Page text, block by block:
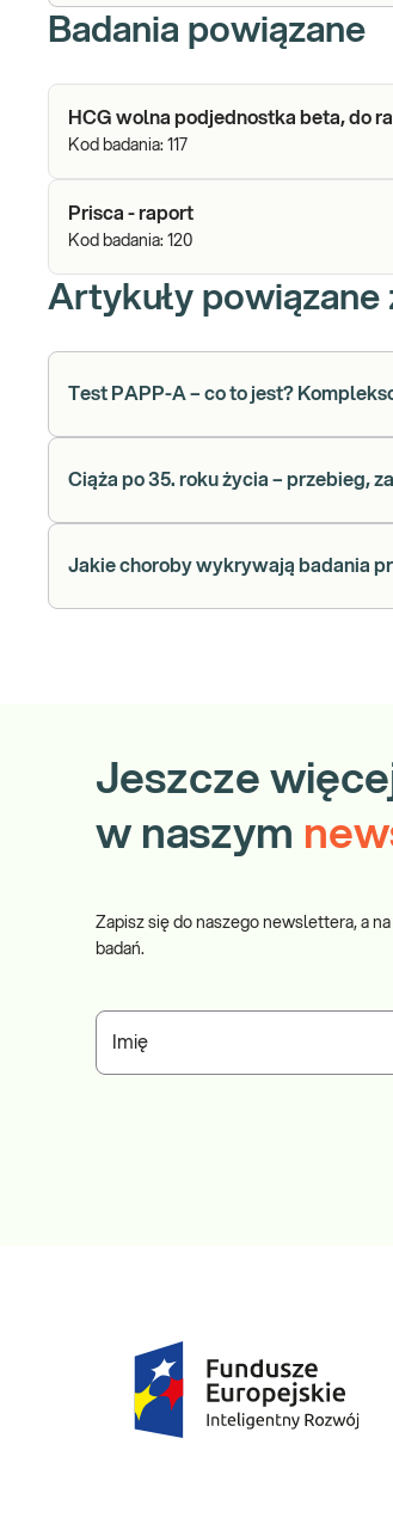
Badania powiązane
HCG wolna podjednostka beta, do
Kod badania: 117
Prisca - raport
Kod badania: 120
Artykuły powiązane
Test PAPP-A – co to jest?
Ciąża po 35. roku życia – przebieg,
Jakie choroby wykrywają badania
Jeszcze
w naszym
Zapisz się do naszego newslettera, a
badań.
Imię